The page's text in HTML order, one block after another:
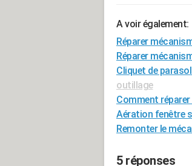
A voir également:
Réparer
Réparer
Cliquet de
outillage
Comment
Aération fenêtre
Remonter le
5 réponses